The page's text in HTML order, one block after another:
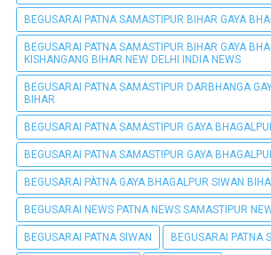
BEGUSARAI PATNA SAMASTIPUR BIHAR GAYA
BEGUSARAI PATNA SAMASTIPUR BIHAR GAYA
KISHANGANG BIHAR NEW DELHI INDIA NEWS
BEGUSARAI PATNA SAMASTIPUR DARBHANGA
BIHAR
BEGUSARAI PATNA SAMASTIPUR GAYA
BEGUSARAI PATNA SAMASTIPUR GAYA
BEGUSARAI PÀTNA GAYA BHAGALPUR SIWAN
BEGUSARAI NEWS PATNA NEWS SAMASTIPUR
BEGUSARAI PATNA SIWAN BEGUSARAI PATNA